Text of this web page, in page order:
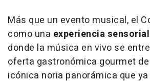
Más que un evento musical, el
como una experiencia
donde la música en vivo se
oferta gastronómica gourmet de
icónica noria panorámica que